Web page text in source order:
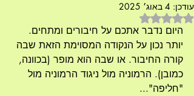
עודכן: 4 באוג׳ 2025
דירוג של NaN מתוך 5 כוכבים
היום נדבר אתכם על חיבורים ומתחים.
יותר נכון על הנקודה המסוימת הזאת שבה
קורה החיבור. או שבה הוא מופר (בכוונה,
כמובן). הרמוניה מול ניגוד הרמוניה מול
"חליפה"...